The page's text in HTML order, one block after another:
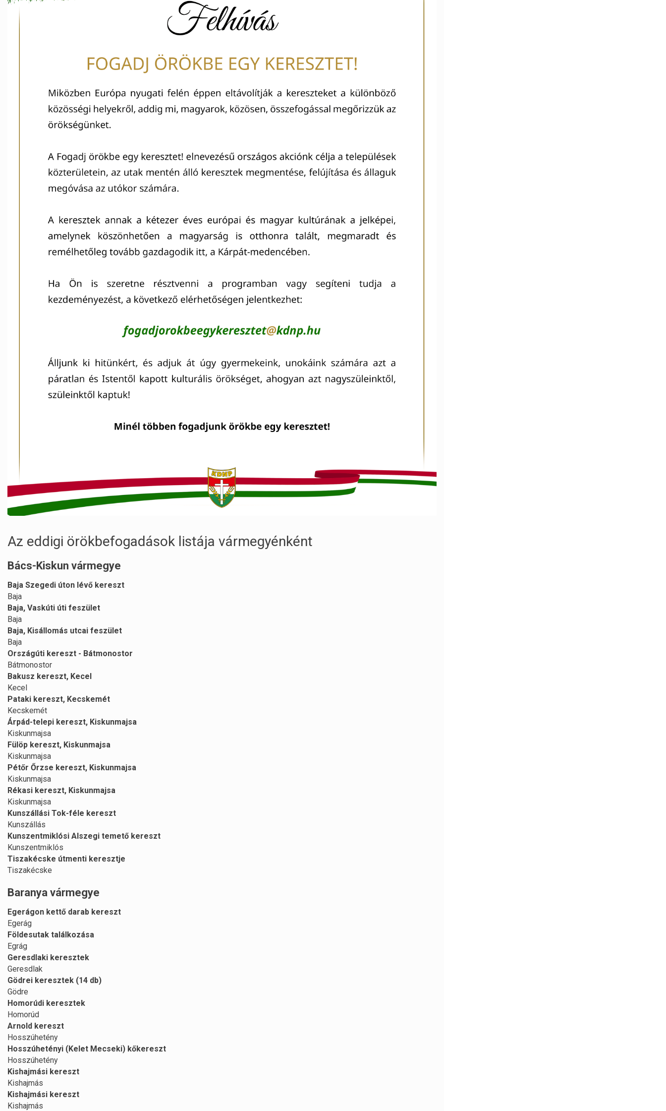
Az eddigi örökbefogadások listája vármegyénként
Bács-Kiskun vármegye
Baja Szegedi úton lévő kereszt
Baja
Baja, Vaskúti úti feszület
Baja
Baja, Kisállomás utcai feszület
Baja
Országúti kereszt - Bátmonostor
Bátmonostor
Bakusz kereszt, Kecel
Kecel
Pataki kereszt, Kecskemét
Kecskemét
Árpád-telepi kereszt, Kiskunmajsa
Kiskunmajsa
Fülöp kereszt, Kiskunmajsa
Kiskunmajsa
Pétőr Őrzse kereszt, Kiskunmajsa
Kiskunmajsa
Rékasi kereszt, Kiskunmajsa
Kiskunmajsa
Kunszállási Tok-féle kereszt
Kunszállás
Kunszentmiklósi Alszegi temető kereszt
Kunszentmiklós
Tiszakécske útmenti keresztje
Tiszakécske
Baranya vármegye
Egerágon kettő darab kereszt
Egerág
Földesutak találkozása
Egrág
Geresdlaki keresztek
Geresdlak
Gödrei keresztek (14 db)
Gödre
Homorúdi keresztek
Homorúd
Arnold kereszt
Hosszúhetény
Hosszúhetényi (Kelet Mecseki) kőkereszt
Hosszúhetény
Kishajmási kereszt
Kishajmás
Kishajmási kereszt
Kishajmás